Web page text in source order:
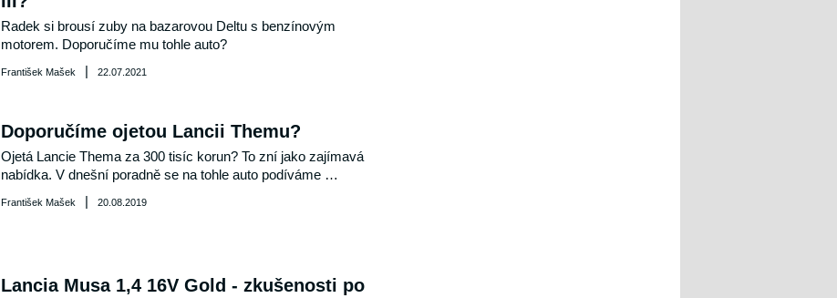
Radek si brousí zuby na bazarovou Deltu s benzínovým
motorem. Doporučíme mu tohle auto?
František Mašek | 22.07.2021
Doporučíme ojetou Lancii Themu?
Ojetá Lancie Thema za 300 tisíc korun? To zní jako zajímavá
nabídka. V dnešní poradně se na tohle auto podíváme
František Mašek | 20.08.2019
Lancia Musa 1,4 16V Gold - zkušenosti po